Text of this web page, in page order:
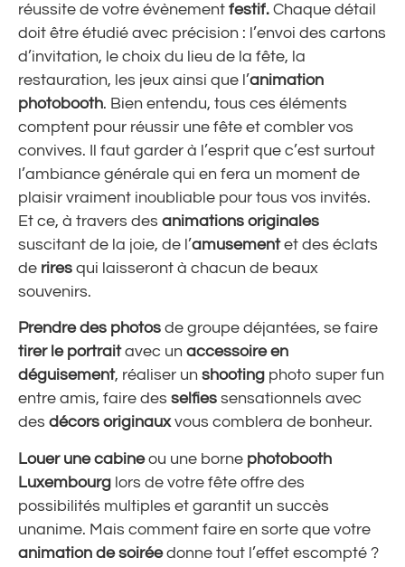
réussite de votre évènement festif. Chaque détail
doit être étudié avec précision : l’envoi des cartons
d’invitation, le choix du lieu de la fête, la
restauration, les jeux ainsi que l’animation
photobooth. Bien entendu, tous ces éléments
comptent pour réussir une fête et combler vos
convives. Il faut garder à l’esprit que c’est surtout
l’ambiance générale qui en fera un moment de
plaisir vraiment inoubliable pour tous vos invités.
Et ce, à travers des animations originales
suscitant de la joie, de l’amusementet des éclats
de rires qui laisseront à chacun de beaux
souvenirs.
Prendre des photos de groupe déjantées, se faire
tirer le portraitavec un accessoire en
déguisement, réaliser un shooting photo super fun
entre amis, faire des selfies sensationnels avec
des décors originauxvous comblera de bonheur.
Louer une cabineou une borne photobooth
Luxembourg lors de votre fête offre des
possibilités multiples et garantit un succès
unanime. Mais comment faire en sorte que votre
animation de soiréedonne tout l’effet escompté ?